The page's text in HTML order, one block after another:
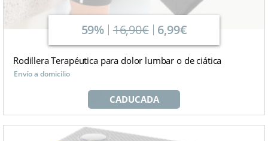
59% 16,90€ 6,99€
Rodillera Terapéutica para dolor lumbar o de ciática
Envío a domicilio
CADUCADA